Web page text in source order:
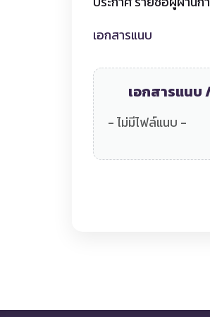
เอกสารแนบ
เอกสารแนบ
- ไม่มีไฟล์แนบ -